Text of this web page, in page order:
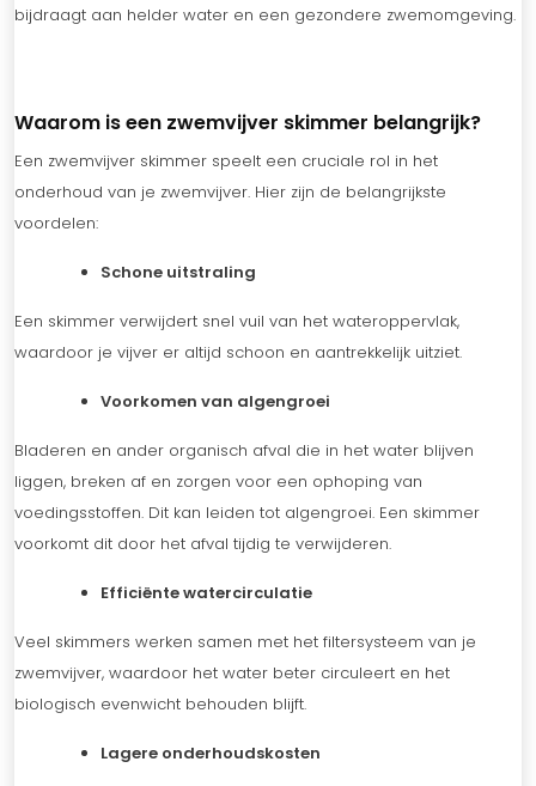
bijdraagt aan helder water en een gezondere zwemomgeving.
Waarom is een zwemvijver skimmer belangrijk?
Een zwemvijver skimmer speelt een cruciale rol in het
onderhoud van je zwemvijver. Hier zijn de belangrijkste
voordelen:
Schone uitstraling
Een skimmer verwijdert snel vuil van het wateroppervlak,
waardoor je vijver er altijd schoon en aantrekkelijk uitziet.
Voorkomen van algengroei
Bladeren en ander organisch afval die in het water blijven
liggen, breken af en zorgen voor een ophoping van
voedingsstoffen. Dit kan leiden tot algengroei. Een skimmer
voorkomt dit door het afval tijdig te verwijderen.
Efficiënte watercirculatie
Veel skimmers werken samen met het filtersysteem van je
zwemvijver, waardoor het water beter circuleert en het
biologisch evenwicht behouden blijft.
Lagere onderhoudskosten